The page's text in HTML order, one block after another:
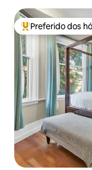
Entre os
Preferido dos